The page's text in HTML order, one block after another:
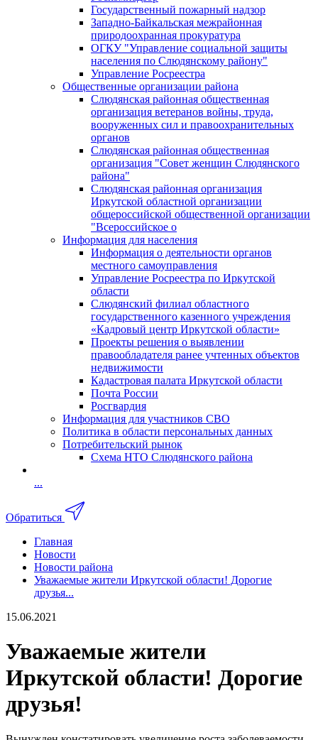
Государственный пожарный надзор
Западно-Байкальская межрайонная
природоохранная прокуратура
ОГКУ "Управление социальной защиты
населения по Слюдянскому району"
Управление Росреестра
Общественные организации района
Слюдянская районная общественная
организация ветеранов войны, труда,
вооруженных сил и правоохранительных
органов
Слюдянская районная общественная
организация "Совет женщин Слюдянского
района"
Слюдянская районная организация
Иркутской областной организации
общероссийской общественной организации
"Всероссийское о
Информация для населения
Информация о деятельности органов
местного самоуправления
Управление Росреестра по Иркутской
области
Слюдянский филиал областного
государственного казенного учреждения
«Кадровый центр Иркутской области»
Проекты решения о выявлении
правообладателя ранее учтенных объектов
недвижимости
Кадастровая палата Иркутской области
Почта России
Росгвардия
Информация для участников СВО
Политика в области персональных данных
Потребительский рынок
Схема НТО Слюдянского района
...
Обратиться
Главная
Новости
Новости района
Уважаемые жители Иркутской области! Дорогие
друзья...
15.06.2021
Уважаемые жители
Иркутской области! Дорогие
друзья!